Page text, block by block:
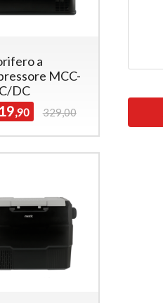
a
MCC-
DC
,90 329,00